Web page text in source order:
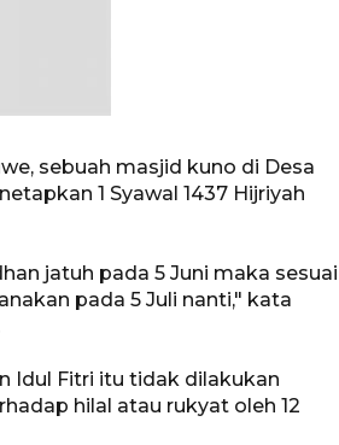
sebuah masjid kuno di Desa
1 Syawal 1437 Hijriyah
jatuh pada 5 Juni maka sesuai
pada 5 Juli nanti," kata
Idul Fitri itu tidak dilakukan
hilal atau rukyat oleh 12